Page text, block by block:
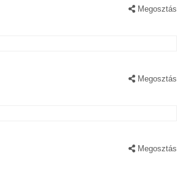
Megosztás
Megosztás
Megosztás